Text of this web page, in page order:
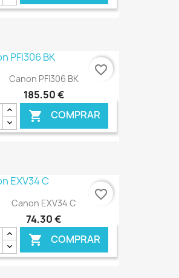
€ ONLINE
Canon PFI306 BK
185,50 €
 COMPRAR
€ ONLINE
favorite_border
Canon EXV34 C
74,30 €
 COMPRAR
favorite_border